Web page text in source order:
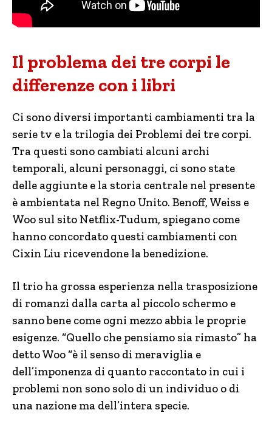
Il problema dei tre corpi le
differenze con i libri
Ci sono diversi importanti cambiamenti tra la
serie tv e la trilogia dei Problemi dei tre corpi.
Tra questi sono cambiati alcuni archi
temporali, alcuni personaggi, ci sono state
delle aggiunte e la storia centrale nel presente
è ambientata nel Regno Unito. Benoff, Weiss e
Woo sul sito Netflix-Tudum, spiegano come
hanno concordato questi cambiamenti con
Cixin Liu ricevendone la benedizione.
Il trio ha grossa esperienza nella trasposizione
di romanzi dalla carta al piccolo schermo e
sanno bene come ogni mezzo abbia le proprie
esigenze. “Quello che pensiamo sia rimasto” ha
detto Woo “è il senso di meraviglia e
dell’imponenza di quanto raccontato in cui i
problemi non sono solo di un individuo o di
una nazione ma dell’intera specie.